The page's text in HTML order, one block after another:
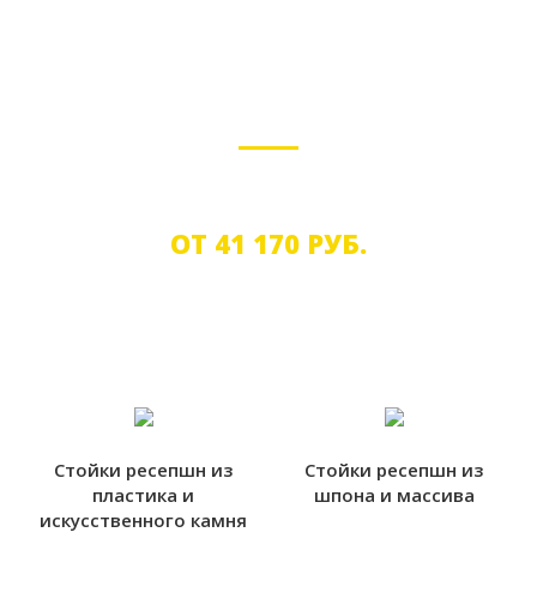
ОТ 41 170 РУБ.
Стойки ресепшн из
пластика и
искусcтвенного камня
Стойки ресепшн из
шпона и массива